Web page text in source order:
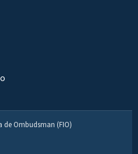
Ombudsman (FIO)